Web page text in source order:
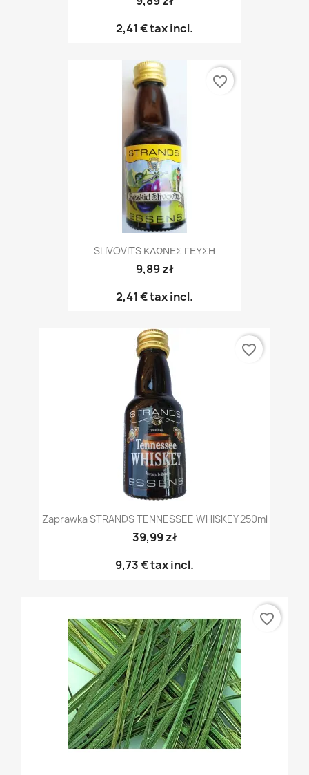
2,41 €tax incl.
SLIVOVITS ΚΛΩΝΕΣ ΓΕΥΣΗ
9,89 zł
2,41 €tax incl.
favorite_border
Zaprawka STRANDS TENNESSEE WHISKEY 250ml
39,99 zł
9,73 €tax incl.
favorite_border
favorite_border